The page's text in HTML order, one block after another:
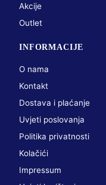
Akcije
Outlet
INFORMACIJE
O nama
Kontakt
Dostava i plaćanje
Uvjeti poslovanja
Politika privatnosti
Kolačići
Impressum